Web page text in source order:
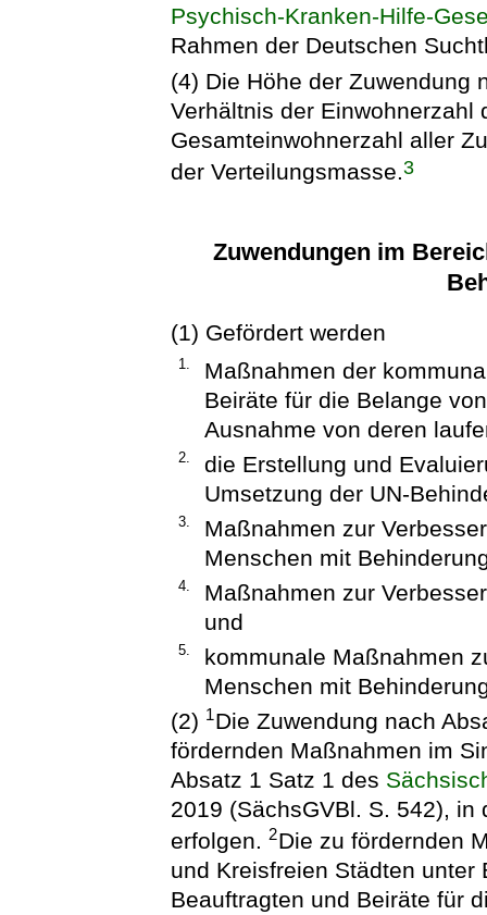
Psychisch-Kranken-Hilfe-
Rahmen der Deutschen
(4) Die Höhe der Zuwendung
Verhältnis der Einwohnerzahl
Gesamteinwohnerzahl aller
der Verteilungsmasse.3
Zuwendungen im
(1) Gefördert werden
1.
Maßnahmen der
Beiräte für die Belange
Ausnahme von deren
2.
die Erstellung und
Umsetzung der UN-
3.
Maßnahmen zur
Menschen mit
4.
Maßnahmen zur
und
5.
kommunale Maßnahmen
Menschen mit
(2) 1Die Zuwendung nach
fördernden Maßnahmen im
Absatz 1 Satz 1 des
2019 (SächsGVBl. S. 542),
erfolgen.2Die zu fördernden
und Kreisfreien Städten
Beauftragten und Beiräte für